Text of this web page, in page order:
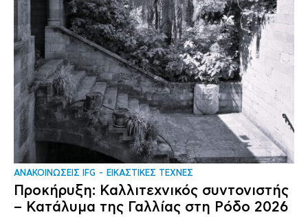
ΑΝΑΚΟΙΝΩΣΕΙΣ IFG ΕΙΚΑΣΤΙΚΕΣ ΤΕΧΝΕΣ
Προκήρυξη: Καλλιτεχνικός συντονιστής
– Κατάλυμα της Γαλλίας στη Ρόδο 2026